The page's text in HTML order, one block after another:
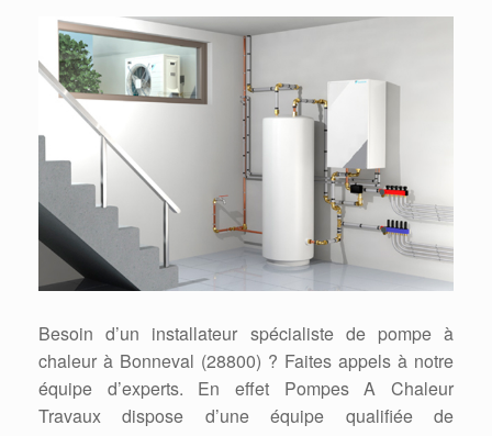
Besoin d’un installateur spécialiste de pompe à
chaleur à Bonneval (28800) ? Faites appels à notre
équipe d’experts. En effet Pompes A Chaleur
Travaux dispose d’une équipe qualifiée de